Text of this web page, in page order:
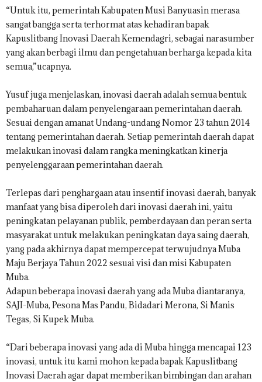
“Untuk itu, pemerintah Kabupaten Musi Banyuasin merasa
sangat bangga serta terhormat atas kehadiran bapak
Kapuslitbang Inovasi Daerah Kemendagri, sebagai narasumber
yang akan berbagi ilmu dan pengetahuan berharga kepada kita
semua,”ucapnya.
Yusuf juga menjelaskan, inovasi daerah adalah semua bentuk
pembaharuan dalam penyelengaraan pemerintahan daerah.
Sesuai dengan amanat Undang-undang Nomor 23 tahun 2014
tentang pemerintahan daerah. Setiap pemerintah daerah dapat
melakukan inovasi dalam rangka meningkatkan kinerja
penyelenggaraan pemerintahan daerah.
Terlepas dari penghargaan atau insentif inovasi daerah, banyak
manfaat yang bisa diperoleh dari inovasi daerah ini, yaitu
peningkatan pelayanan publik, pemberdayaan dan peran serta
masyarakat untuk melakukan peningkatan daya saing daerah,
yang pada akhirnya dapat mempercepat terwujudnya Muba
Maju Berjaya Tahun 2022 sesuai visi dan misi Kabupaten
Muba.
Adapun beberapa inovasi daerah yang ada Muba diantaranya,
SAJI-Muba, Pesona Mas Pandu, Bidadari Merona, Si Manis
Tegas, Si Kupek Muba.
“Dari beberapa inovasi yang ada di Muba hingga mencapai 123
inovasi, untuk itu kami mohon kepada bapak Kapuslitbang
Inovasi Daerah agar dapat memberikan bimbingan dan arahan